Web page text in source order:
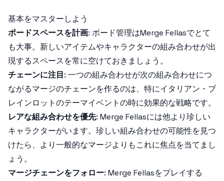
基本をマスターしよう
ボードスペースを計画: ボード管理はMerge Fellasでとて
も大事。新しいアイテムやキャラクターの組み合わせが出
現するスペースを常に空けておきましょう。
チェーンに注目: 一つの組み合わせが次の組み合わせにつ
ながるマージのチェーンを作るのは、特にイタリアン・ブ
レインロットのテーマイベントの時に効果的な戦略です。
レアな組み合わせを優先: Merge Fellasには他より珍しい
キャラクターがいます。珍しい組み合わせの可能性を見つ
けたら、より一般的なマージよりもこれに焦点を当てまし
ょう。
マージチェーンをフォロー: Merge Fellasをプレイする